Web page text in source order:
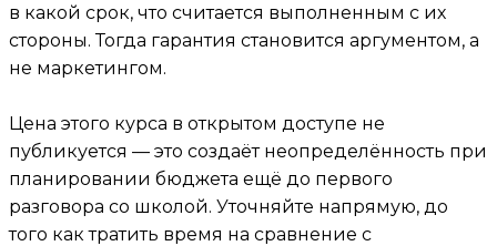
в какой срок, что считается выполненным с их
стороны. Тогда гарантия становится аргументом, а
не маркетингом.
Цена этого курса в открытом доступе не
публикуется — это создаёт неопределённость при
планировании бюджета ещё до первого
разговора со школой. Уточняйте напрямую, до
того как тратить время на сравнение с